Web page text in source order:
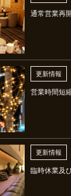
通常営業再
更新情報
営業時間短
更新情報
臨時休業及